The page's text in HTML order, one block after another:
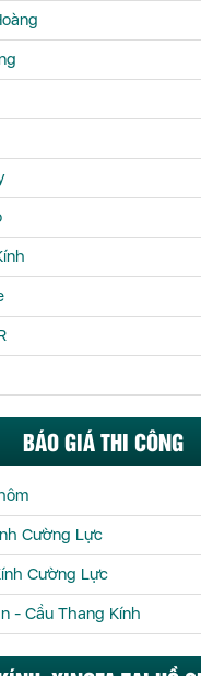
BÁO GIÁ THI CÔNG
Cường Lực
Cường Lực
- Cầu Thang Kính